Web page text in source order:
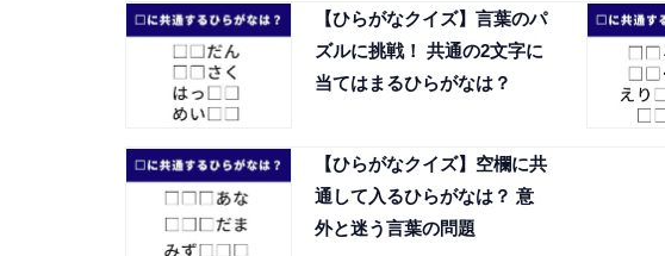
【ひらがなクイズ】言葉のパ
ズルに挑戦！ 共通の2文字に
当てはまるひらがなは？
【ひらがなクイズ】空欄に共
通して入るひらがなは？ 意
外と迷う言葉の問題